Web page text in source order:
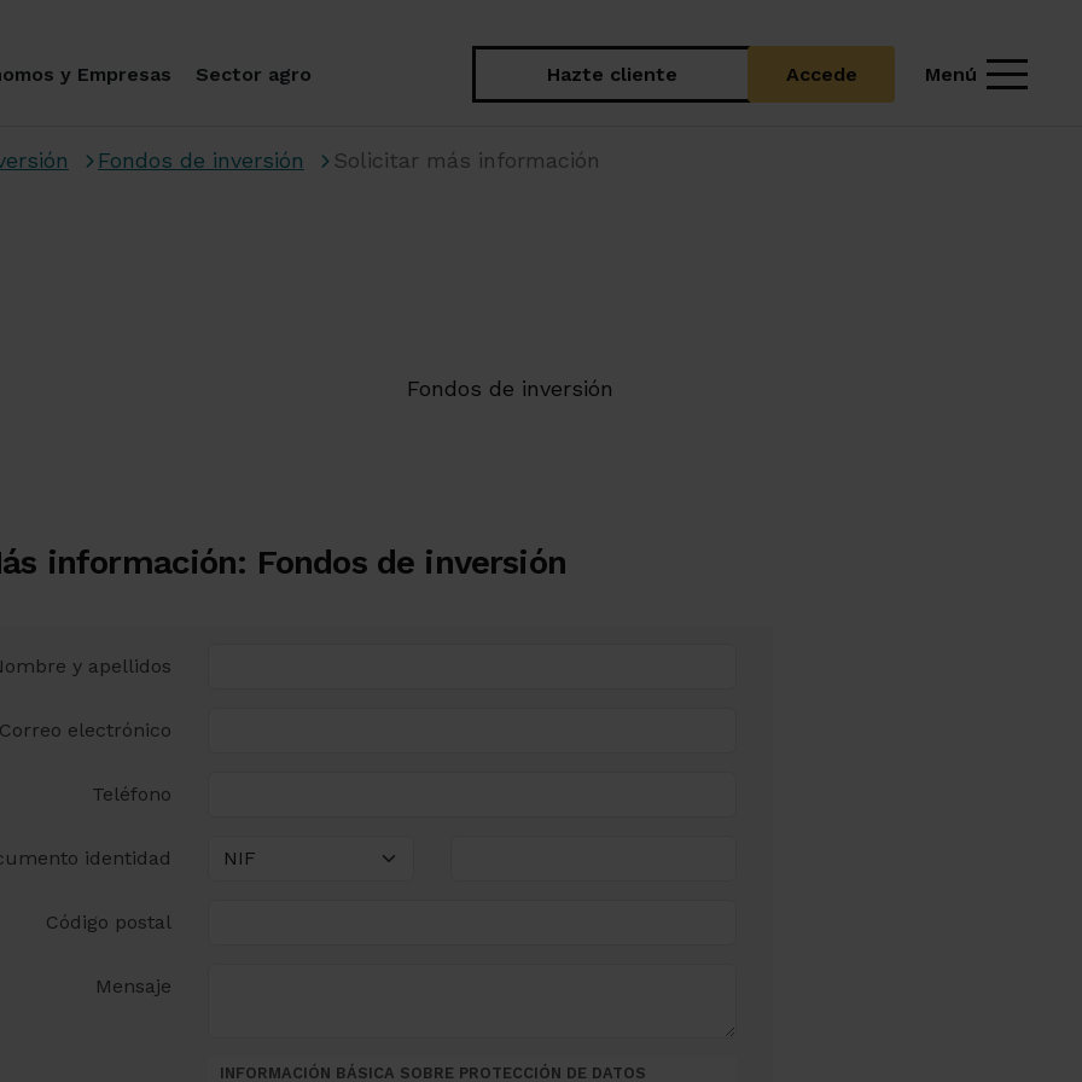
y Empresas Sector agro Hazte cliente Accede Menú
Fondos de inversión Solicitar más información
Fondos de inversión
información: Fondos de inversión
y apellidos
Correo electrónico
Teléfono
identidad
Código postal
Mensaje
INFORMACIÓN BÁSICA SOBRE PROTECCIÓN DE DATOS